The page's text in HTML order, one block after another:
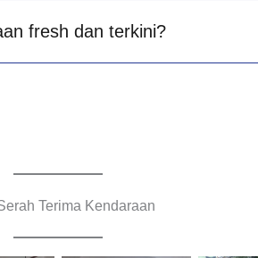
fresh dan terkini?
Terima Kendaraan